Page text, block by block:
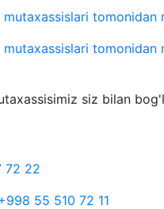
mutaxassislari
mutaxassislari
siz bilan
72 22
55 510 72 11